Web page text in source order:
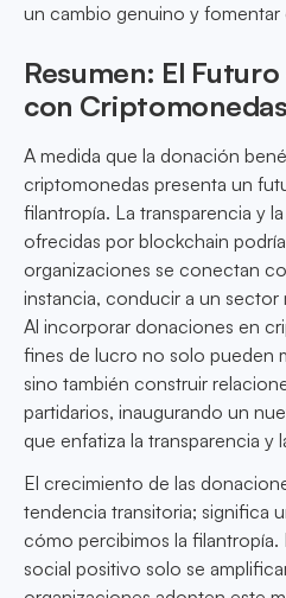
un cambio genuino y
Resumen: El
con Criptomonedas
A medida que la donación
criptomonedas presenta un
filantropía. La transparencia y
ofrecidas por blockchain
organizaciones se conectan
instancia, conducir a un
Al incorporar donaciones en
fines de lucro no solo pueden
sino también construir
partidarios, inaugurando un
que enfatiza la transparencia y
El crecimiento de las
tendencia transitoria; significa
cómo percibimos la
social positivo solo se